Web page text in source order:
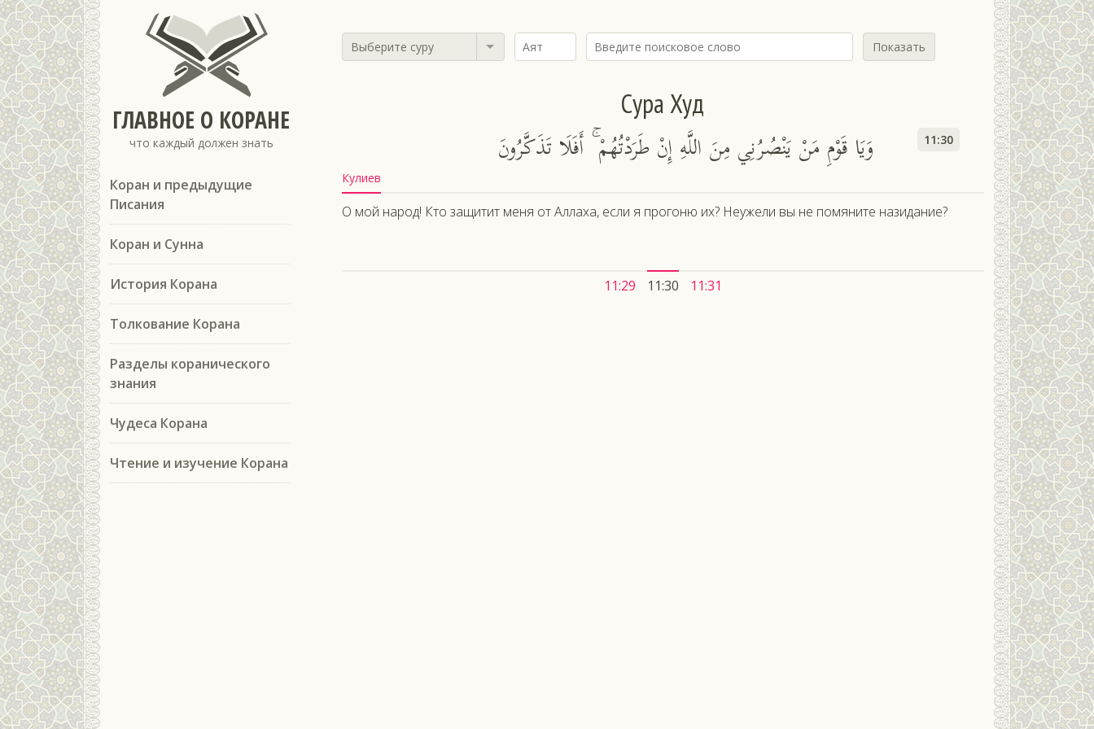
ГЛАВНОЕ О КОРАНЕ
что каждый должен знать
Коран и предыдущие
Писания
Коран и Сунна
История Корана
Толкование Корана
Разделы коранического
знания
Чудеса Корана
Чтение и изучение Корана
Выберите суру Показать
Сура Худ
وَيَا قَوْمِ مَنْ يَنْصُرُنِي مِنَ اللَّهِ إِنْ طَرَدْتُهُمْ ۚ أَفَلَا تَذَكَّرُونَ 11:30
Кулиев
О мой народ! Кто защитит меня от Аллаха, если я прогоню их? Неужели вы не помяните назидание?
11:29 11:30 11:31